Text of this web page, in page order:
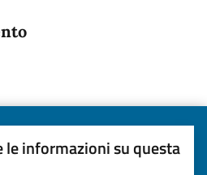
le informazioni su questa